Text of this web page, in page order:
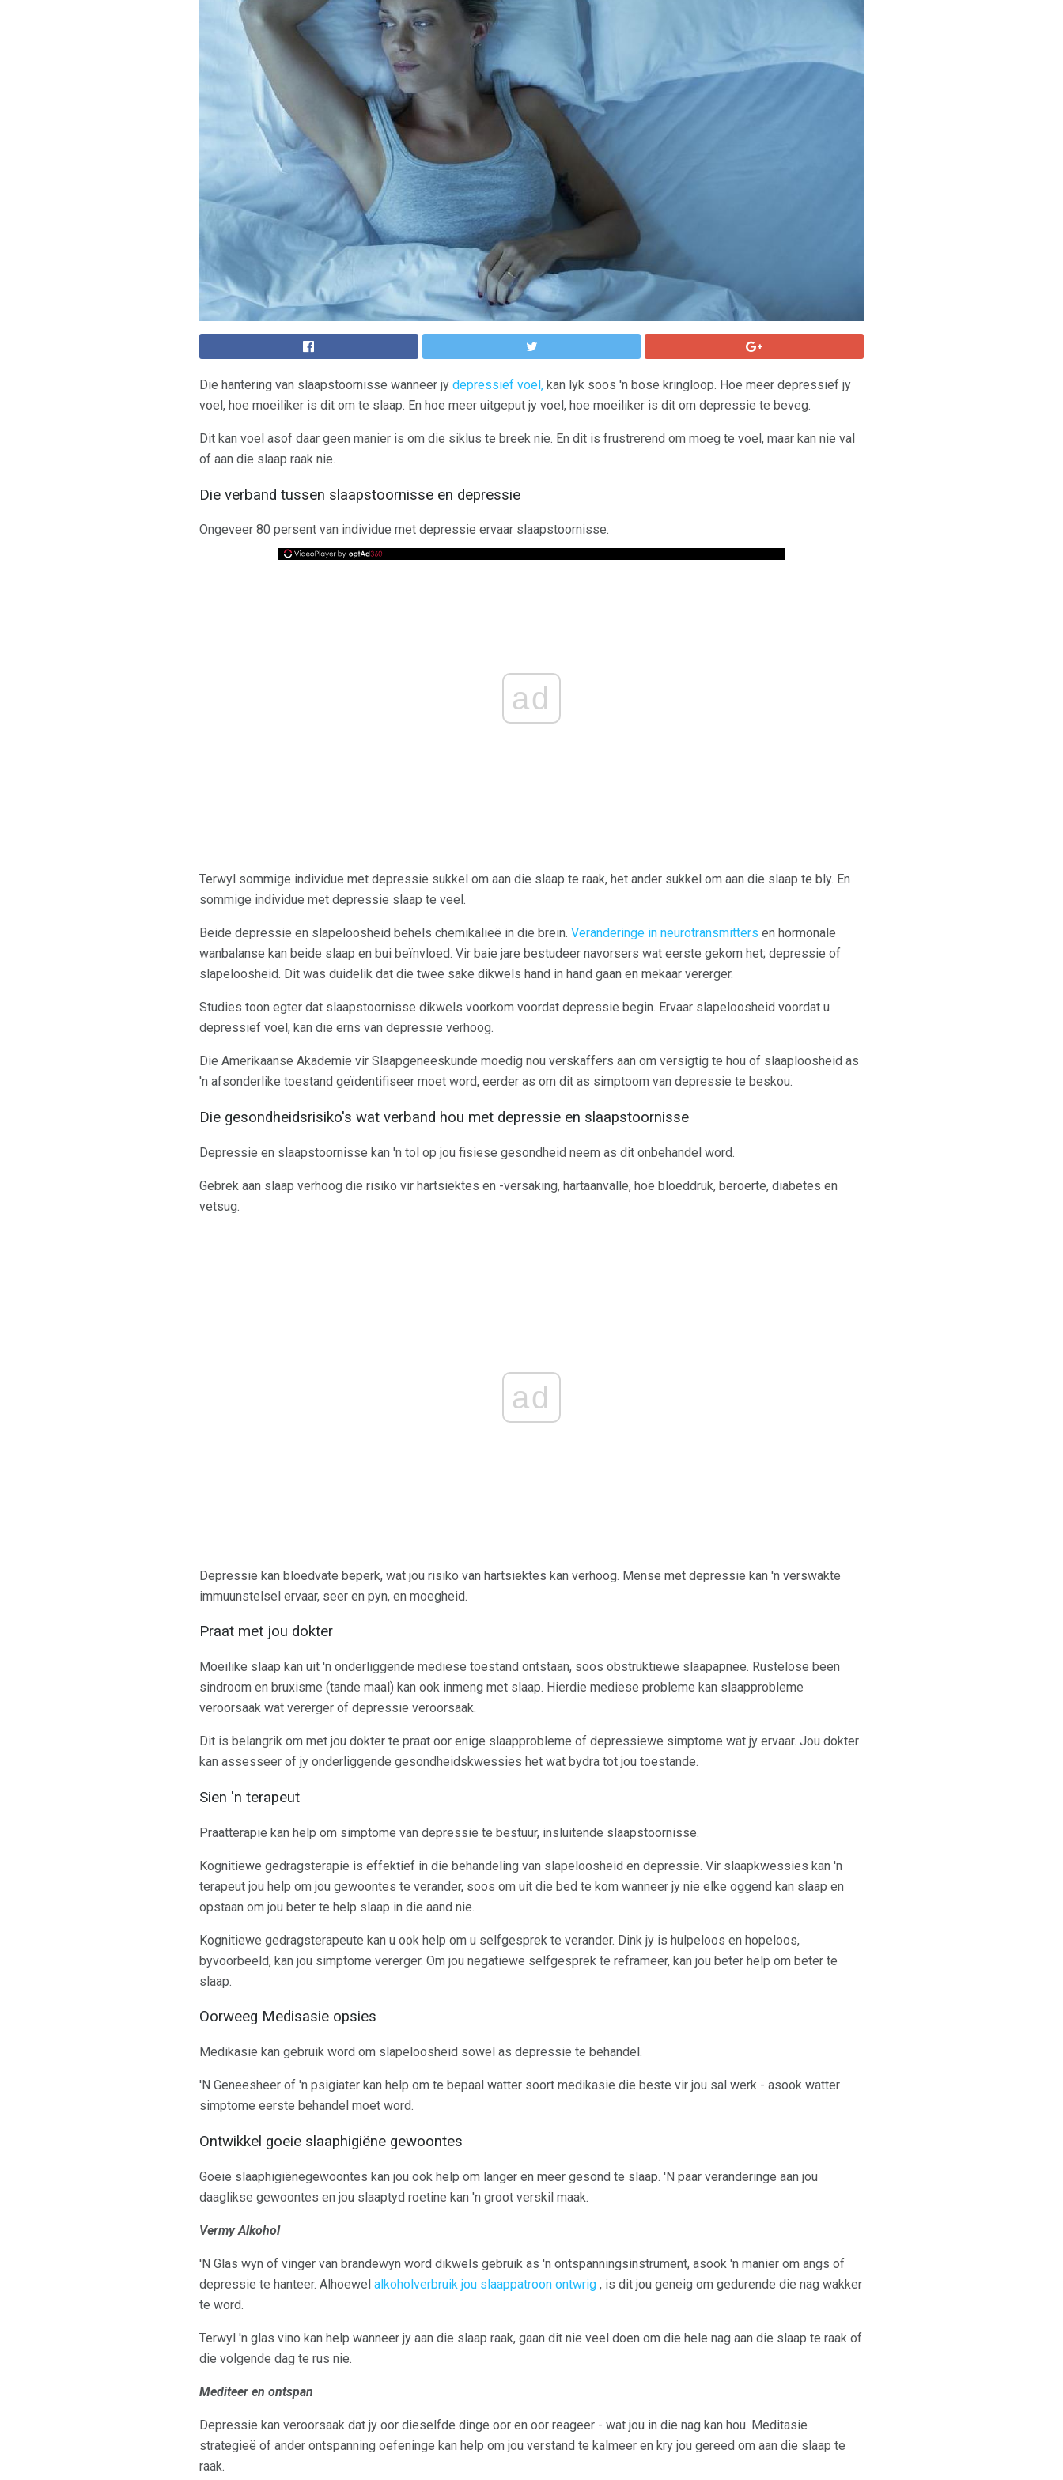
Die hantering van slaapstoornisse wanneer jy depressief voel, kan lyk soos 'n bose kringloop. Hoe meer depressief jy
voel, hoe moeiliker is dit om te slaap. En hoe meer uitgeput jy voel, hoe moeiliker is dit om depressie te beveg.
Dit kan voel asof daar geen manier is om die siklus te breek nie. En dit is frustrerend om moeg te voel, maar kan nie val
of aan die slaap raak nie.
Die verband tussen slaapstoornisse en depressie
Ongeveer 80 persent van individue met depressie ervaar slaapstoornisse.
ad
Terwyl sommige individue met depressie sukkel om aan die slaap te raak, het ander sukkel om aan die slaap te bly. En
sommige individue met depressie slaap te veel.
Beide depressie en slapeloosheid behels chemikalieë in die brein. Veranderinge in neurotransmitters en hormonale
wanbalanse kan beide slaap en bui beïnvloed. Vir baie jare bestudeer navorsers wat eerste gekom het; depressie of
slapeloosheid. Dit was duidelik dat die twee sake dikwels hand in hand gaan en mekaar vererger.
Studies toon egter dat slaapstoornisse dikwels voorkom voordat depressie begin. Ervaar slapeloosheid voordat u
depressief voel, kan die erns van depressie verhoog.
Die Amerikaanse Akademie vir Slaapgeneeskunde moedig nou verskaffers aan om versigtig te hou of slaaploosheid as
'n afsonderlike toestand geïdentifiseer moet word, eerder as om dit as simptoom van depressie te beskou.
Die gesondheidsrisiko's wat verband hou met depressie en slaapstoornisse
Depressie en slaapstoornisse kan 'n tol op jou fisiese gesondheid neem as dit onbehandel word.
Gebrek aan slaap verhoog die risiko vir hartsiektes en -versaking, hartaanvalle, hoë bloeddruk, beroerte, diabetes en
vetsug.
ad
Depressie kan bloedvate beperk, wat jou risiko van hartsiektes kan verhoog. Mense met depressie kan 'n verswakte
immuunstelsel ervaar, seer en pyn, en moegheid.
Praat met jou dokter
Moeilike slaap kan uit 'n onderliggende mediese toestand ontstaan, soos obstruktiewe slaapapnee. Rustelose been
sindroom en bruxisme (tande maal) kan ook inmeng met slaap. Hierdie mediese probleme kan slaapprobleme
veroorsaak wat vererger of depressie veroorsaak.
Dit is belangrik om met jou dokter te praat oor enige slaapprobleme of depressiewe simptome wat jy ervaar. Jou dokter
kan assesseer of jy onderliggende gesondheidskwessies het wat bydra tot jou toestande.
Sien 'n terapeut
Praatterapie kan help om simptome van depressie te bestuur, insluitende slaapstoornisse.
Kognitiewe gedragsterapie is effektief in die behandeling van slapeloosheid en depressie. Vir slaapkwessies kan 'n
terapeut jou help om jou gewoontes te verander, soos om uit die bed te kom wanneer jy nie elke oggend kan slaap en
opstaan ​​om jou beter te help slaap in die aand nie.
Kognitiewe gedragsterapeute kan u ook help om u selfgesprek te verander. Dink jy is hulpeloos en hopeloos,
byvoorbeeld, kan jou simptome vererger. Om jou negatiewe selfgesprek te reframeer, kan jou beter help om beter te
slaap.
Oorweeg Medisasie opsies
Medikasie kan gebruik word om slapeloosheid sowel as depressie te behandel.
'N Geneesheer of 'n psigiater kan help om te bepaal watter soort medikasie die beste vir jou sal werk - asook watter
simptome eerste behandel moet word.
Ontwikkel goeie slaaphigiëne gewoontes
Goeie slaaphigiënegewoontes kan jou ook help om langer en meer gesond te slaap. 'N paar veranderinge aan jou
daaglikse gewoontes en jou slaaptyd roetine kan 'n groot verskil maak.
Vermy Alkohol
'N Glas wyn of vinger van brandewyn word dikwels gebruik as 'n ontspanningsinstrument, asook 'n manier om angs of
depressie te hanteer. Alhoewel alkoholverbruik jou slaappatroon ontwrig , is dit jou geneig om gedurende die nag wakker
te word.
Terwyl 'n glas vino kan help wanneer jy aan die slaap raak, gaan dit nie veel doen om die hele nag aan die slaap te raak of
die volgende dag te rus nie.
Mediteer en ontspan
Depressie kan veroorsaak dat jy oor dieselfde dinge oor en oor reageer - wat jou in die nag kan hou. Meditasie
strategieë of ander ontspanning oefeninge kan help om jou verstand te kalmeer en kry jou gereed om aan die slaap te
raak.